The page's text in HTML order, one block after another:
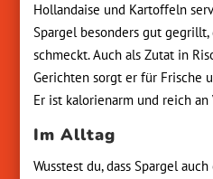
Hollandaise und Kartoffeln
Spargel besonders gut
schmeckt. Auch als Zutat in
Gerichten sorgt er für Frische
Er ist kalorienarm und reich
Im Alltag
Wusstest du, dass Spargel